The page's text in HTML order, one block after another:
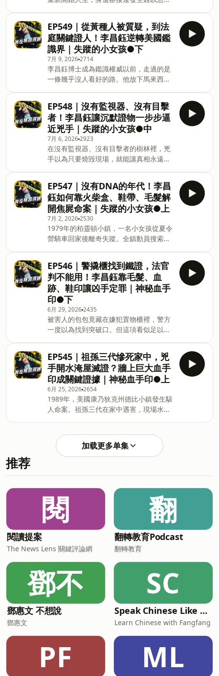
管。 👉點擊看完整報導：
https://reurl.cc/gNvxdp 當 歡迎撥打專
線０８００－２２１１－９５，或填單
https://forms.gle/VbhRUT1eqPo3ECHM6
中保科技將有專人與您聯絡 學 -生鼓起勇
氣求救，換來的不是即時保護，而是沉
默、拖延與制度推諉。更令人心寒的是，
有人因身分差異獲得較輕處分，有人甚至
復職回到校園。本集深入拆解彰師大狼師
案背後的
世、女友多次昏迷送醫，第二任妻子更在
痔瘡手術後突然癲癇，搶救25天仍不治。
當所有異常逐漸指向同一人，警方展開多
年監控與追查，甚至暗中關注第三任妻子
的安全。沒有監視器、沒有直接目擊者，
檢警如何在一連串細節中，拼出「蛇蠍
男」背後的真相？ ｜本集來賓：偵查第二
大隊偵查員 梁星宇｜ ｜主持人：劉邠如
｜ 🎉Discord群組開張啦！快來加入一起
聊天👉🏻https://discord.gg/GZts55RPuF
📢 加入LINE社群來聊天
https://bit.ly/3pYILCc ★ 邀約合作
podcast@ettoday.net ★ 案發ig追起來
https://bit.ly/2GCrgE6 ★ 請豐德喝杯咖
啡 https://bit.ly/2SK5P9G ★ Y
EP549｜從黃種人被質疑，到法
庭關鍵證人！李昌鈺逆轉美國鑑
識界｜失蹤的小女孩●下
7月 9, 20262714
李昌鈺博士成為鑑識權威以前，走過的是
一條幾乎沒人看好的路。他放下馬來西亞
言、金錢與歧視的壓力下，一步步走進刑
事鑑識。當時的康州，科學物證還不是法
庭熟悉的語言；而他接手的實驗室，甚至
是由廁所改建而成。本集將看見李昌鈺如
何從艱困起點撐到法庭中央，讓陪審團第
一次真正聽懂：證物，也能替死者說出真
相。 ｜本集來賓：鑑識專家 謝松善｜
(00:00:10) 前情提要 (00:01:25) 大海裡的
小魚 (00:12:35) 亞洲人在美國的困境
(00:16:47) 替無辜者洗冤 (00:25:03) 科學
站上法庭 (00:38:35) 恩師李昌鈺 主持人：
陳豐德 🎉Discord群組開張啦！快來加入
一起聊天👉🏻
https://discord.gg/GZts55RPuF 📢 加入
LINE社群來聊天 https://bit.ly/3p
EP548｜沒有監視器、沒有目擊
者！李昌鈺讓沉默證物一步步逼
近兇手｜失蹤的小女孩●中
7月 6, 20262923
在沒有監視器、沒有目擊者的樹林裡，兇
手以為只要燒毀現場，就能讓真相永遠消
回到證物本身：兇刀、指紋、血型、毛
髮、油漆碎片，甚至一台被丟到遠方的腳
踏車。這些看似微小、沉默的線索，卻一
步步把警方帶向同一個名字。當證據全都
指向他，真正困難的問題才出現：沒有自
白、沒有人證，物證真的能把兇手送上法
庭嗎？ ｜本集來賓：鑑識專家 謝松善｜
(00:00:10) 前情提要 (00:01:30) 尋找凶器
(00:08:29) 火柴盒與紅色油漆 (00:11:42)
試探嫌疑犯 (00:23:52) 物證連結
(00:25:18) 被害人的腳踏車 主持人：陳豐
德 🎉Discord群組開張啦！快來加入一起
聊天👉🏻https://discord.gg/GZts55RPuF
📢 加入LINE社群來聊天
https://bit.ly/3pYI
EP547｜沒有DNA的年代！李昌
鈺如何靠火柴盒、鞋帶、毛髮解
開焦屍命案｜失蹤的小女孩●上
7月 2, 20262530
1979年的柏靈頓小鎮，一名小女孩從夏令
營騎車回家後離奇失蹤。全鎮動員搜索，
到難以辨認的遺體。沒有DNA、沒有目擊
者，現場甚至已遭破壞。這起案件不只震
撼純樸小鎮，也成為李昌鈺博士鑑識生涯
中極具代表性的重大案件。 ｜本集來賓：
鑑識專家 謝松善｜ (00:00:11) 前言
(00:02:08) 失蹤的小女孩 (00:08:09) 樹叢
裡的焦屍 (00:14:50) 李博士勘查現場
(00:19:54) 沉默的證人 (00:29:31) 李昌鈺
博士生平 主持人：陳豐德 🎉Discord群組
開張啦！快來加入一起聊天👉🏻
https://discord.gg/GZts55RPuF 📢 加入
LINE社群來聊天 https://bit.ly/3pYILCc
★ 邀約合作 podcast@ettoday.net ★ 案
發ig追起來
EP546｜警撬櫃找到鐵證，法官
判不能用！李昌鈺靠毛髮、血
跡、鞋印讓凶手定罪｜神秘血手
印●下
6月 29, 20262435
被害人的包包竟藏在嫌犯置物櫃裡，警方
一度以為找到突破口。但這項看似足以定
除。當最關鍵的鐵證瞬間失效，案子幾乎
又要回到原點。李昌鈺博士只能重新回到
命案現場，靠手錶、鞋印、血手印與流水
量推算，把每一個不起眼的跡證串成兇手
逃不掉的真相。 ｜本集來賓：鑑識專家
阿善師｜ (00:00:10) 前情提要 (00:01:44)
尋找凶器 (00:05:36) 從熱案到冷案
(00:11:22) 犯罪剖繪 (00:17:02) 回推死亡
(00:33:06) 犯罪過程 (00:35:46) 陪審團定
加入一起聊天👉🏻
EP545｜祖孫三代慘死家中，兇
手開水淹屋滅證？牆上巨大血手
印成關鍵證據｜神秘血手印●上
6月 25, 20262654
1989年，美國康乃狄克州德比小鎮發生駭
人命案。祖孫三代在家中遇害，現場水龍
手印、地毯上的血腳印，卻成了鑑識破案
的關鍵。本集從李昌鈺博士親手偵辦的經
孫三代遇害 (00:09:27) 初步勘查
(00:12:07) 初步懷疑對象 (00:17:31) 鑑識
現場狀況 (00:30:22) 血跡型態 (00:36:29)
手錶、報紙與雜誌 (00:41:38) 熱案變冷案
主持人：陳豐德 🎉Discord群組開張啦！
https://discord.gg/GZts55RPuF 📢 加入
LINE社群來聊天 https://bi
加载更多单集
推荐
閱
閱讀提案
The News Lens 關鍵評論網
翻
翻轉教育Podcast
翻轉教育
鄧不
鄧惠文 不想說
鄧惠文
SC
Speak Chinese Like A Taiwanese Local
Learn Chinese with Fangfang
PF ML